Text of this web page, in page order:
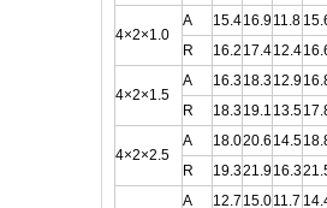
4×2×1.0
A 15.416.911.8
R
16.2 17.412.4
4×2×1.5
A 16.318.312.9
R
18.319.1 13.5
4×2×2.5
A 18.020.6 14.5
R
19.321.916.3
A 12.7 15.011.7